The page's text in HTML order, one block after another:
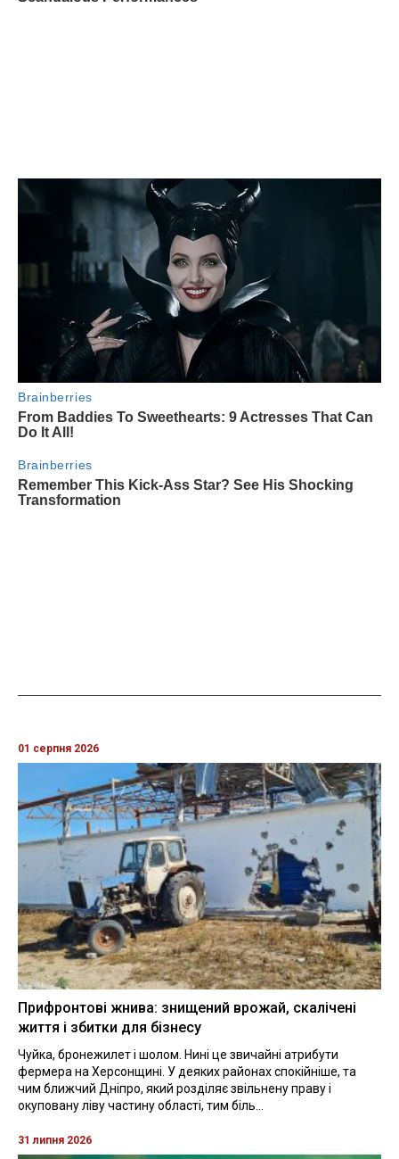
01 серпня 2026
Прифронтові жнива: знищений врожай, скалічені
життя і збитки для бізнесу
Чуйка, бронежилет і шолом. Нині це звичайні атрибути
фермера на Херсонщині. У деяких районах спокійніше, та
чим ближчий Дніпро, який розділяє звільнену праву і
окуповану ліву частину області, тим біль...
31 липня 2026